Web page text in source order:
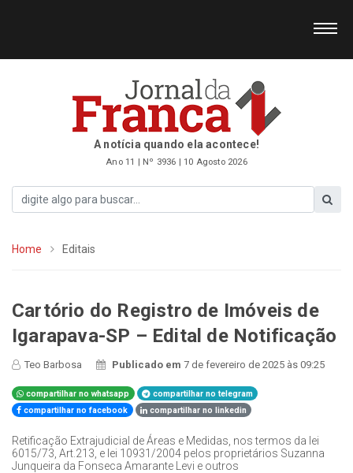
A notícia quando ela acontece!
Ano 11 | Nº 3936 | 10 Agosto 2026
Home Editais
Cartório do Registro de Imóveis de
Igarapava-SP – Edital de Notificação
Teo Barbosa Publicado em7 de fevereiro de 2025 às 09:25
compartilhar no whatsapp
compartilhar no telegram
compartilhar no facebook
compartilhar no linkedin
Retificação Extrajudicial de Áreas e Medidas, nos termos da lei
6015/73, Art.213, e lei 10931/2004 pelos proprietários Suzanna
Junqueira da Fonseca Amarante Levi e outros